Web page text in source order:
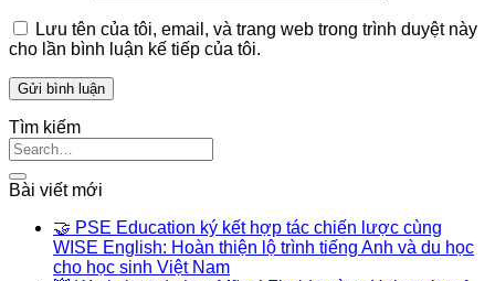
Lưu tên của tôi, email, và trang web trong trình duyệt này
cho lần bình luận kế tiếp của tôi.
Tìm kiếm
Bài viết mới
🤝 PSE Education ký kết hợp tác chiến lược cùng
WISE English: Hoàn thiện lộ trình tiếng Anh và du học
cho học sinh Việt Nam